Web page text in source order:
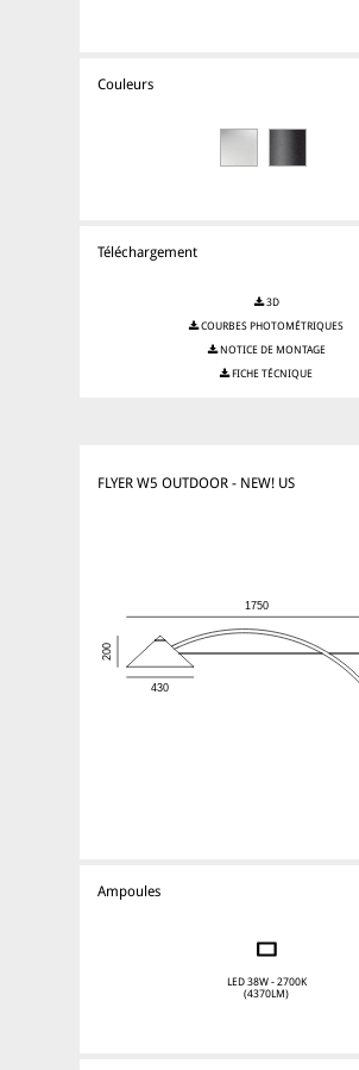
Couleurs
Téléchargement
3D
COURBES PHOTOMÉTRIQUES
NOTICE DE MONTAGE
FICHE TÉCNIQUE
FLYER W5 OUTDOOR - NEW! US
Ampoules
LED 38W - 2700K
(4370LM)